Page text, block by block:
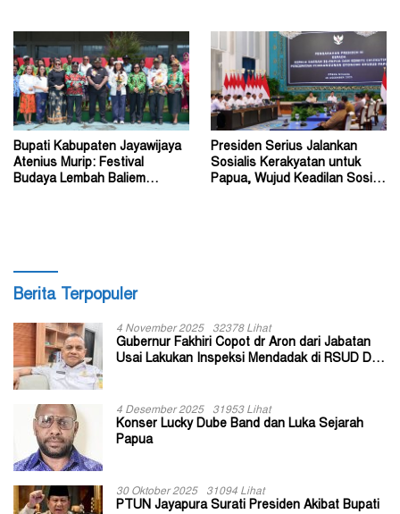
Bupati Kabupaten Jayawijaya
Atenius Murip: Festival
Budaya Lembah Baliem
Presiden Serius Jalankan
Sosialis Kerakyatan untuk
Papua, Wujud Keadilan Sosial
Berita Terpopuler
4 November 2025 32378 Lihat
Gubernur Fakhiri Copot dr Aron dari Jabatan
Usai Lakukan Inspeksi Mendadak di RSUD Dok
4 Desember 2025 31953 Lihat
Konser Lucky Dube Band dan Luka Sejarah
Papua
30 Oktober 2025 31094 Lihat
PTUN Jayapura Surati Presiden Akibat Bupati